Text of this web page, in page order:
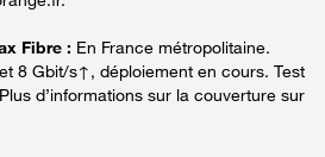
Fibre : En France métropolitaine.
8 Gbit/s↑, déploiement en cours. Test
d’informations sur la couverture sur